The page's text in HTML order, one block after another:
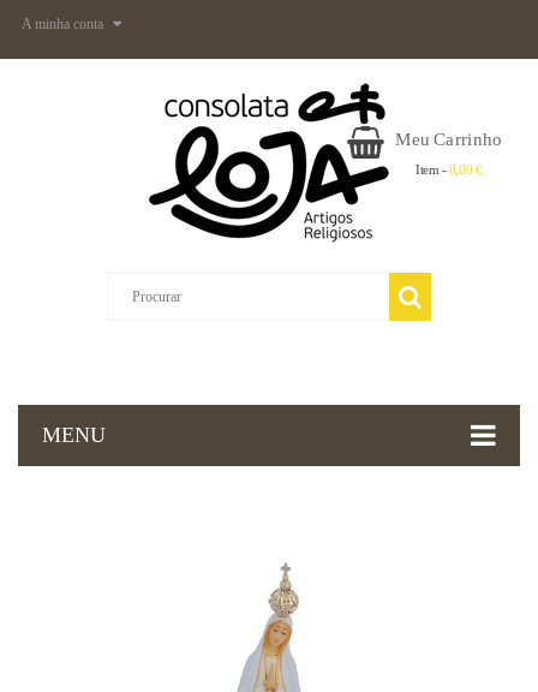
A minha conta
Meu Carrinho
Item - 0,00 €
MENU